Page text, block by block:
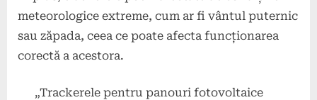
meteorologice extreme, cum ar fi vântul puternic
sau zăpada, ceea ce poate afecta funcționarea
corectă a acestora.
„Trackerele pentru panouri fotovoltaice